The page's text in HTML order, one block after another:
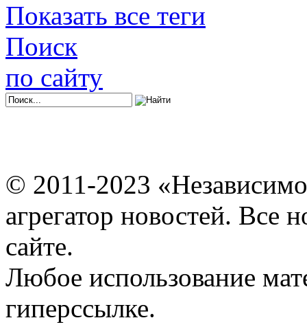
Показать все теги
Поиск
по сайту
© 2011-2023
агрегатор новостей. Все
сайте.
Любое использование
гиперссылке.